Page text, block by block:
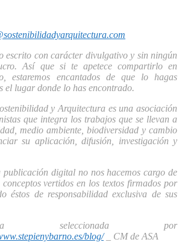
escrito con carácter divulgativo y sin ningún
Así que si te apetece compartirlo en
estaremos encantados de que lo hagas
el lugar donde lo has encontrado.
y Arquitectura es una asociación
que integra los trabajos que se llevan a
medio ambiente, biodiversidad y cambio
su aplicación, difusión, investigación y
publicación digital no nos hacemos cargo de
vertidos en los textos firmados por
éstos de responsabilidad exclusiva de sus
seleccionada por
blog/_ CM de ASA